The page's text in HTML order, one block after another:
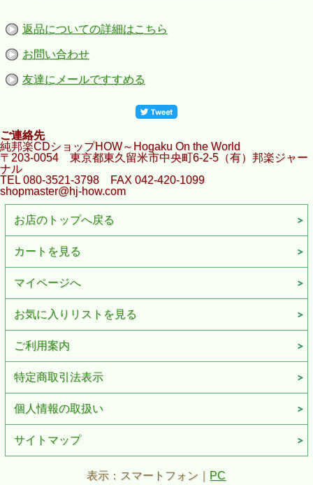
返品についての詳細はこちら
お問い合わせ
友達にメールですすめる
ご連絡先
純邦楽CDショップHOW～Hogaku On the World
〒203-0054 東京都東久留米市中央町6-2-5（有）邦楽ジャー
ナル
TEL 080-3521-3798 FAX 042-420-1099
shopmaster@hj-how.com
お店のトップへ戻る
カートを見る
マイページへ
お気に入りリストを見る
ご利用案内
特定商取引法表示
個人情報の取扱い
サイトマップ
表示：スマートフォン｜ PC